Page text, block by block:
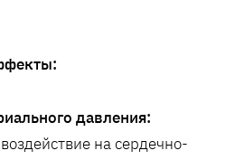
давления:
на сердечно-